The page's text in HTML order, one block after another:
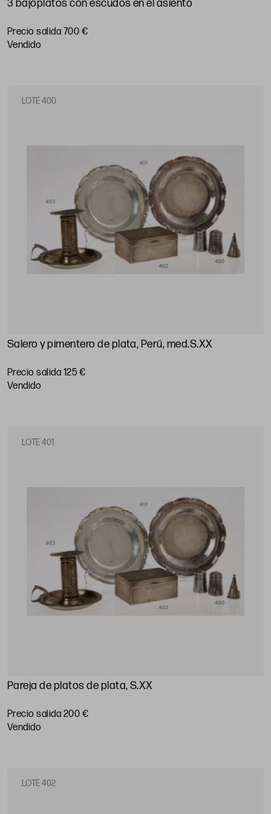
3 bajoplatos con escudos en el asiento
Precio salida 700 €
vendido
LOTE 400
Salero y pimentero de plata, Perú, med.S.XX
Precio salida 125 €
vendido
LOTE 401
Pareja de platos de plata, S.XX
Precio salida 200 €
vendido
LOTE 402